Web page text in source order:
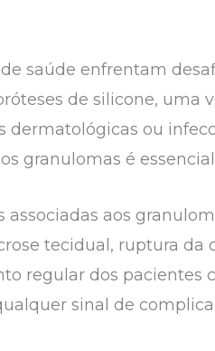
saúde enfrentam
de silicone, uma
dermatológicas ou
granulomas é
associadas aos
tecidual, ruptura
regular dos pacientes
sinal de